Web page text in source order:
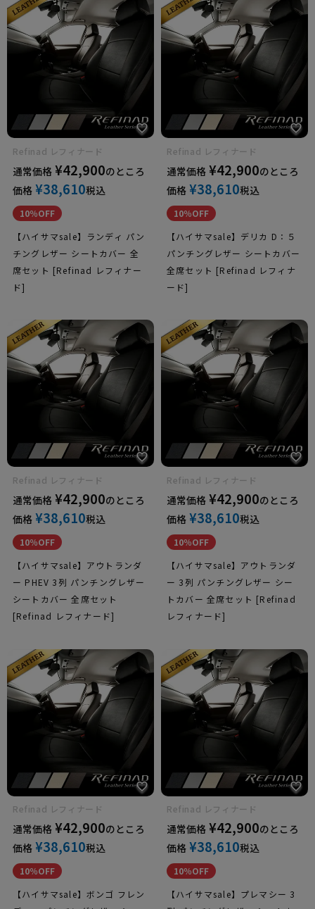
Refinad レフィナード
通常価格 ¥42,900のところ
価格 ¥38,610税込
10％OFF
【ハイサマsale】ランディ パン
チングレザー シートカバー 全
席セット [Refinad レフィナー
ド]
Refinad レフィナード
通常価格 ¥42,900のところ
価格 ¥38,610税込
10％OFF
【ハイサマsale】デリカ D：５
パンチングレザー シートカバー
全席セット [Refinad レフィナ
ード]
Refinad レフィナード
通常価格 ¥42,900のところ
価格 ¥38,610税込
10％OFF
【ハイサマsale】アウトランダ
ー PHEV 3列 パンチングレザー
シートカバー 全席セット
[Refinad レフィナード]
Refinad レフィナード
通常価格 ¥42,900のところ
価格 ¥38,610税込
10％OFF
【ハイサマsale】アウトランダ
ー 3列 パンチングレザー シー
トカバー 全席セット [Refinad
レフィナード]
Refinad レフィナード
通常価格 ¥42,900のところ
価格 ¥38,610税込
10％OFF
【ハイサマsale】ボンゴ フレン
Refinad レフィナード
通常価格 ¥42,900のところ
価格 ¥38,610税込
10％OFF
【ハイサマsale】プレマシー 3